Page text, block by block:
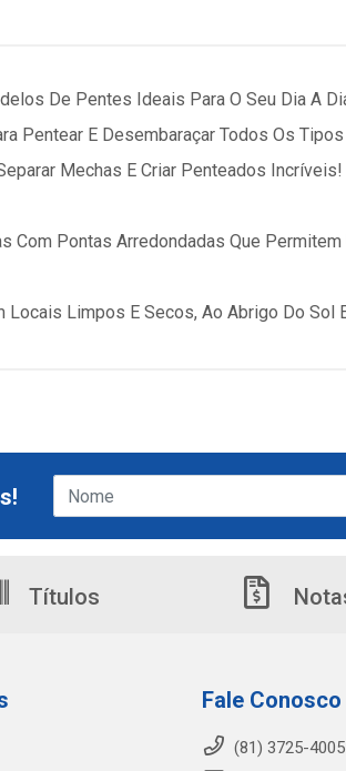
De Pentes Ideais Para O Seu Dia A
Pentear E Desembaraçar Todos Os
Mechas E Criar Penteados Incríveis!
Pontas Arredondadas Que
Limpos E Secos, Ao Abrigo Do Sol
Títulos
Fale Conosco
(81) 3725-4005